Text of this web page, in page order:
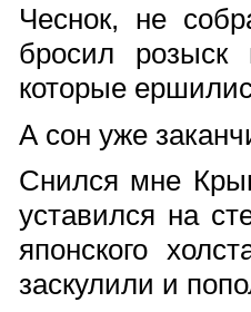
Чеснок, не
бросил розыск
которые
А сон уже
Снился мне
уставился на
японского
заскулили и